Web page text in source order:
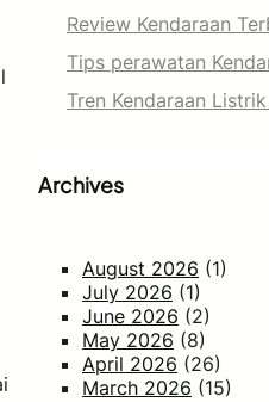
Review Kendaraan
Tips perawatan
Tren Kendaraan
Archives
August 2026 (1)
July 2026 (1)
June 2026 (2)
May 2026 (8)
April 2026 (26)
March 2026 (15)